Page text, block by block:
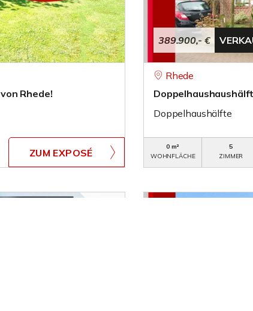
Rhede!
ZUM EXPOSÉ
389.900,- €
Rhede
Doppelhaushälfte
0 m²
WOHNFLÄCHE
5
ZIMMER